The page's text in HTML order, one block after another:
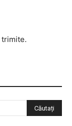
trimite.